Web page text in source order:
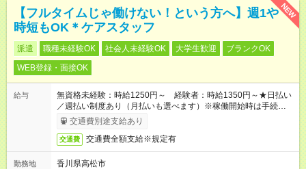
NEW
【フルタイムじゃ働けない！という方へ】週1や
時短もOK＊ケアスタッフ
派遣 職種未経験OK 社会人未経験OK 大学生歓迎
ブランクOK
WEB登録・面接OK
給与
無資格未経験：時給1250円～ 経験者：時給1350円～★日払い
／週払い制度あり（月払いも選べます）※稼働開始時は手続き完
了次第のお支払いとなります。
交通費別途支給あり
交通費 交通費全額支給※規定有
勤務地
香川県高松市